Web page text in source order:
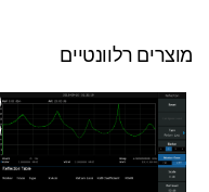
מוצרים רלוונטיים